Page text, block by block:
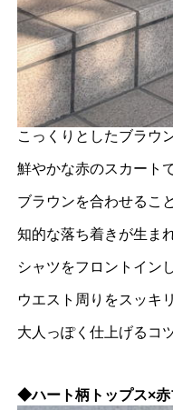
こっくりとしたブラウ
鮮やかな赤のスカート
ブラウンを合わせるこ
知的な落ち着きが生ま
シャツをフロントイン
ウエスト周りをスッキ
大人っぽく仕上げるコ
◆ハート柄トップス×赤